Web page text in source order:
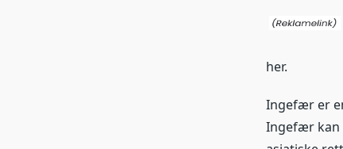
her.
Ingefær er
Ingefær kan